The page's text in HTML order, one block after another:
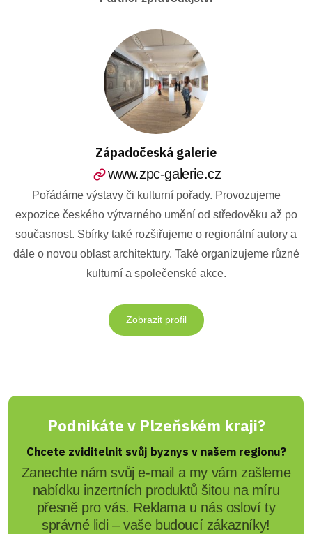
Západočeská galerie
www.zpc-galerie.cz
Pořádáme výstavy či kulturní pořady. Provozujeme
expozice českého výtvarného umění od středověku až po
současnost. Sbírky také rozšiřujeme o regionální autory a
dále o novou oblast architektury. Také organizujeme různé
kulturní a společenské akce.
Zobrazit profil
Podnikáte v Plzeňském kraji?
Chcete zviditelnit svůj byznys v našem regionu?
Zanechte nám svůj e-mail a my vám zašleme
nabídku inzertních produktů šitou na míru
přesně pro vás. Reklama u nás osloví ty
správné lidi – vaše budoucí zákazníky!